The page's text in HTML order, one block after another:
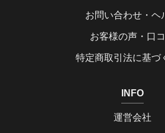
お問い合わせ・ヘ
お客様の声・口コ
特定商取引法に基づ
INFO
運営会社